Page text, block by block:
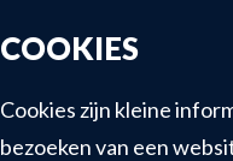
COOKIES
Cookies zijn kleine
bezoeken van een